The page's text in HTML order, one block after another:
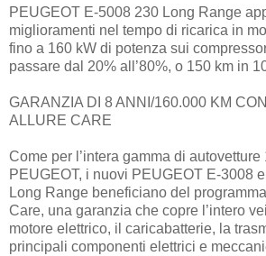
PEUGEOT E-5008 230 Long Range
miglioramenti nel tempo di ricarica in
fino a 160 kW di potenza sui
passare dal 20% all’80%, o 150 km in
GARANZIA DI 8 ANNI/160.000 KM
ALLURE CARE
Come per l’intera gamma di
PEUGEOT, i nuovi PEUGEOT E-3008
Long Range beneficiano del
Care, una garanzia che copre l’intero
motore elettrico, il caricabatterie, la
principali componenti elettrici e